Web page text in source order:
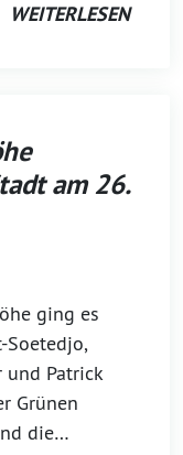
WEITERLESEN
am 26.
ging es
Soetedjo,
und Patrick
Grünen
die…